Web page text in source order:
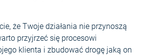
że Twoje działania nie przynoszą
przyjrzeć się procesowi
klienta i zbudować drogę jaką on